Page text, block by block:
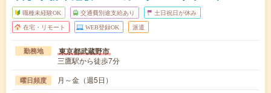
職種未経験OK 交通費別途支給あり 土日祝日が休み
在宅・リモート WEB登録OK 派遣
勤務地 東京都武蔵野市
三鷹駅から徒歩7分
曜日頻度 月～金（週5日）